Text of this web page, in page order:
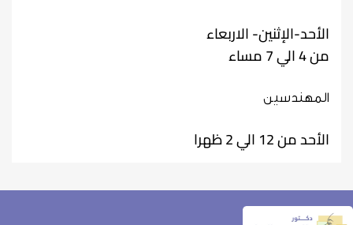
الأحد-الإثنين- الاربعاء
من 4 الي 7 مساء
المهندسين
الأحد من 12 الي 2 ظهرا